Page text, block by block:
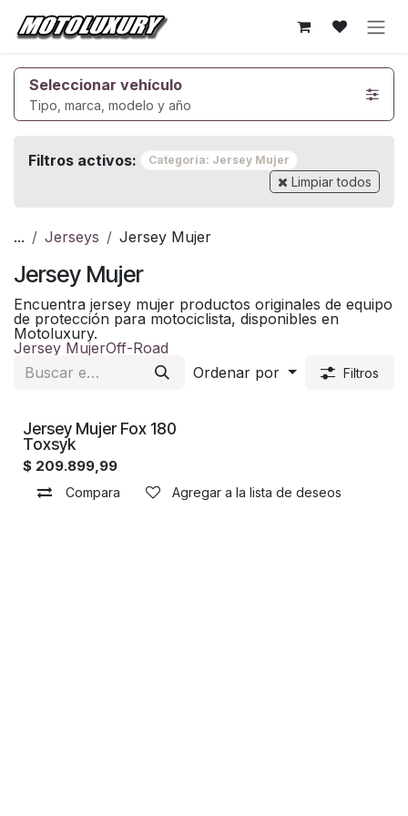
Ir al contenido
Seleccionar vehículo
Tipo, marca, modelo y año
Filtros activos: Categoría: Jersey Mujer
Limpiar todos
... Jerseys Jersey Mujer
Jersey Mujer
Encuentra jersey mujer productos originales de equipo
de protección para motociclista, disponibles en
Motoluxury.
Jersey MujerOff-Road
Ordenar por
Filtros
Jersey Mujer Fox 180
Toxsyk
$ 209.899,99
Compara Agregar a la lista de deseos